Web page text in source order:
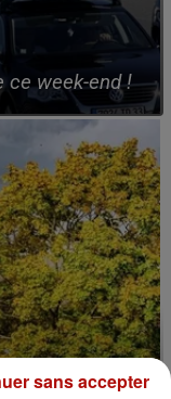
ce week-end !
sans accepter